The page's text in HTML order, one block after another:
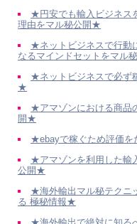
★円安でも輸入ビジネス
理由をマル秘公開★
★ネットビジネスで行動
なるマインドセットをマル
★ネットビジネスで必ず
★
★アマゾンにおける商品
開★
★ebayで稼ぐため評価を
★アマゾンを利用した輸
公開★
★海外輸出マル秘テクニ
る 極秘情報★